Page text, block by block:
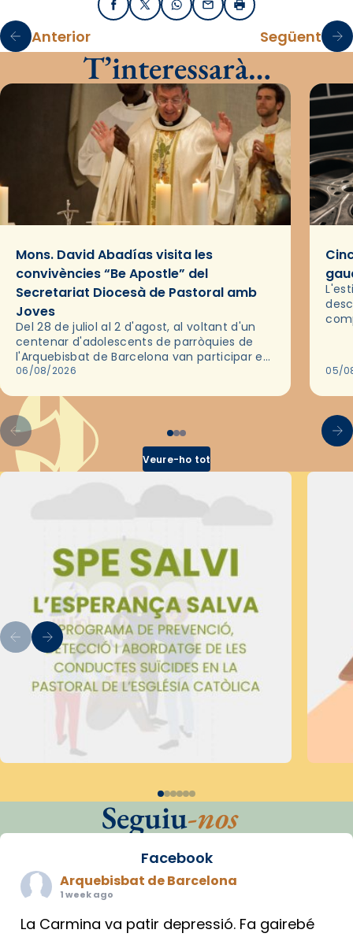
FacebookX / TwitterWhatsApp
EmailImprimir
Anterior Següent
T’interessarà…
Mons. David Abadías visita les
convivències “Be Apostle” del
Secretariat Diocesà de Pastoral amb
Joves
Del 28 de juliol al 2 d'agost, al voltant d'un
centenar d'adolescents de parròquies de
l'Arquebisbat de Barcelona van participar en
les convivències Be Apostle, organitzades
06/08/2026 05/
Veure-ho tot
Seguiu-nos
Facebook
Arquebisbat de Barcelona
1 week ago
La Carmina va patir depressió. Fa gairebé